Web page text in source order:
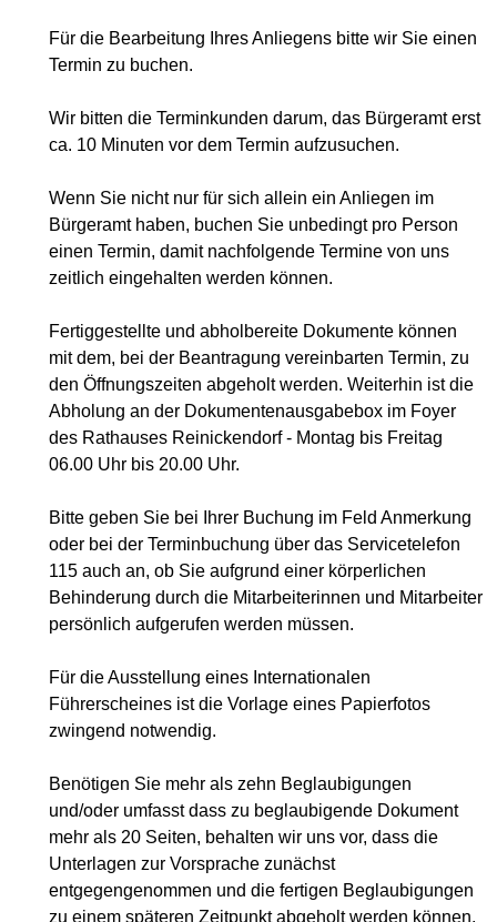
Für die Bearbeitung Ihres Anliegens bitte wir Sie einen
Termin zu buchen.
Wir bitten die Terminkunden darum, das Bürgeramt erst
ca. 10 Minuten vor dem Termin aufzusuchen.
Wenn Sie nicht nur für sich allein ein Anliegen im
Bürgeramt haben, buchen Sie unbedingt pro Person
einen Termin, damit nachfolgende Termine von uns
zeitlich eingehalten werden können.
Fertiggestellte und abholbereite Dokumente können
mit dem, bei der Beantragung vereinbarten Termin, zu
den Öffnungszeiten abgeholt werden. Weiterhin ist die
Abholung an der Dokumentenausgabebox im Foyer
des Rathauses Reinickendorf - Montag bis Freitag
06.00 Uhr bis 20.00 Uhr.
Bitte geben Sie bei Ihrer Buchung im Feld Anmerkung
oder bei der Terminbuchung über das Servicetelefon
115 auch an, ob Sie aufgrund einer körperlichen
Behinderung durch die Mitarbeiterinnen und Mitarbeiter
persönlich aufgerufen werden müssen.
Für die Ausstellung eines Internationalen
Führerscheines ist die Vorlage eines Papierfotos
zwingend notwendig.
Benötigen Sie mehr als zehn Beglaubigungen
und/oder umfasst dass zu beglaubigende Dokument
mehr als 20 Seiten, behalten wir uns vor, dass die
Unterlagen zur Vorsprache zunächst
entgegengenommen und die fertigen Beglaubigungen
zu einem späteren Zeitpunkt abgeholt werden können.